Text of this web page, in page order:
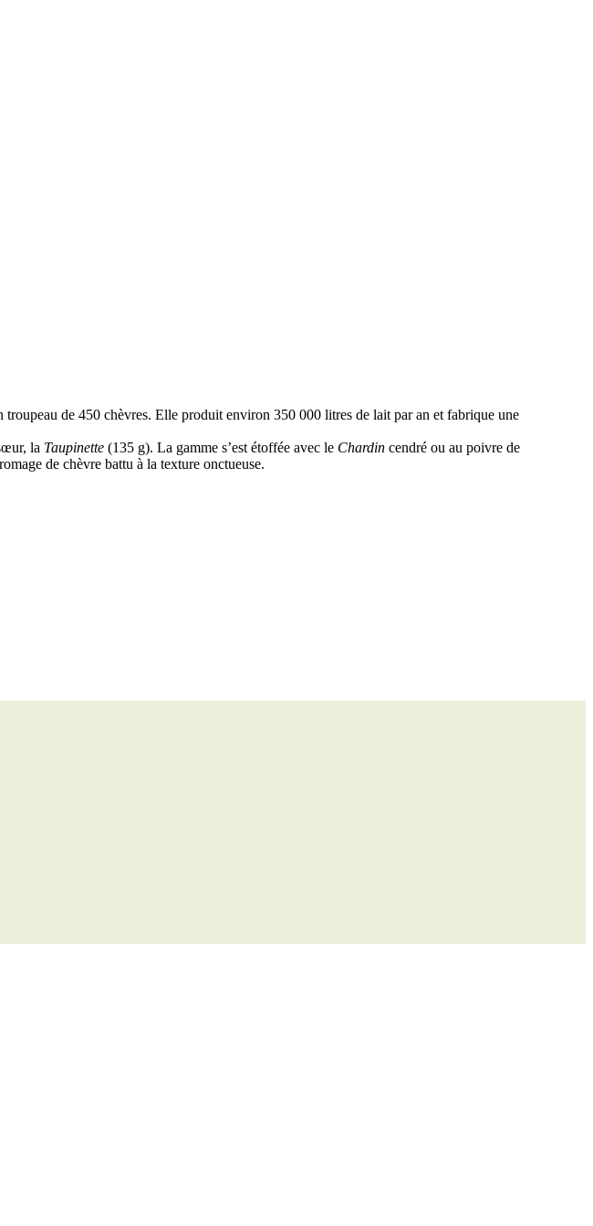
de 450 chèvres. Elle produit environ 350 000 litres de lait par an et fabrique une
la Taupinette (135 g). La gamme s’est étoffée avec le Chardin cendré ou au poivre de
de chèvre battu à la texture onctueuse.